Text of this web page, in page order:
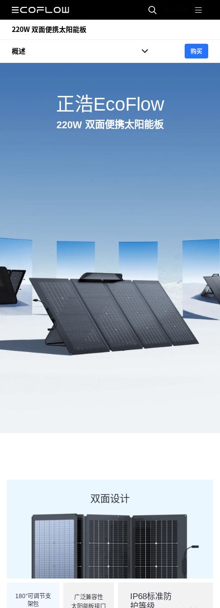
220W 双面便携太阳能板
概述 购买
正浩EcoFlow
220W 双面便携太阳能板
双面设计
180°可调节支
架包
广泛兼容性
太阳能板接口
IP68标准防